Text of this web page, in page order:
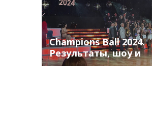
Champions Ball 2024.
Результаты, шоу и
многое другое